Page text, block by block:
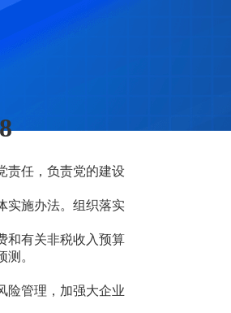
责任，负责党的建设
实施办法。组织落实
和有关非税收入预算
。
险管理，加强大企业